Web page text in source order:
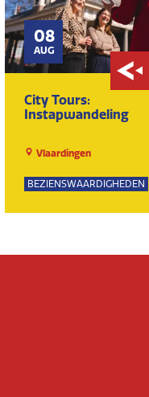
08
AUG
City Tours:
Instapwandeling
Vlaardingen
BEZIENSWAARDIGHEDEN